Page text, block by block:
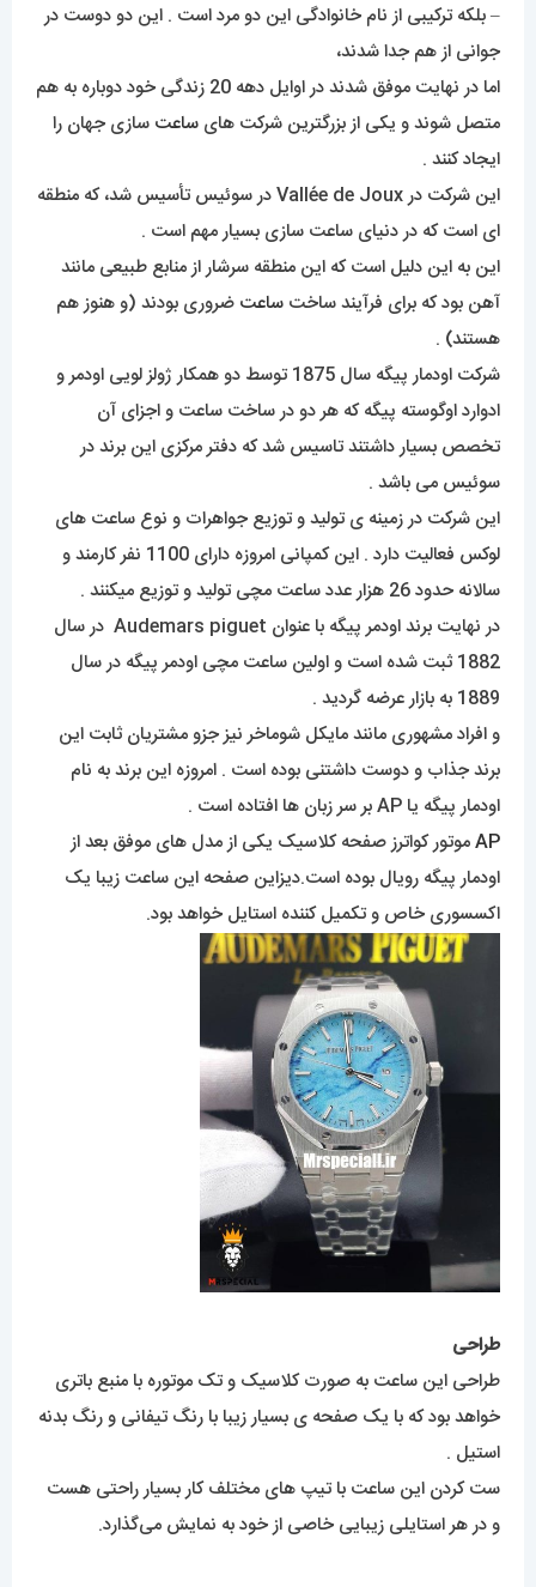
– بلکه ترکیبی از نام خانوادگی این دو مرد است . این دو دوست در
جوانی از هم جدا شدند،
اما در نهایت موفق شدند در اوایل دهه 20 زندگی خود دوباره به هم
متصل شوند و یکی از بزرگترین شرکت های ساعت سازی جهان را
ایجاد کنند .
این شرکت در Vallée de Joux در سوئیس تأسیس شد، که منطقه
ای است که در دنیای ساعت سازی بسیار مهم است .
این به این دلیل است که این منطقه سرشار از منابع طبیعی مانند
آهن بود که برای فرآیند ساخت ساعت ضروری بودند (و هنوز هم
هستند) .
شرکت اودمار پیگه سال 1875 توسط دو همکار ژولز لویی اودمر و
ادوارد اوگوسته پیگه که هر دو در ساخت ساعت و اجزای آن
تخصص بسیار داشتند تاسیس شد که دفتر مرکزی این برند در
سوئیس می باشد .
این شرکت در زمینه ی تولید و توزیع جواهرات و نوع ساعت های
لوکس فعالیت دارد . این کمپانی امروزه دارای 1100 نفر کارمند و
سالانه حدود 26 هزار عدد ساعت مچی تولید و توزیع میکنند .
در نهایت برند اودمر پیگه با عنوان Audemars piguet در سال
1882 ثبت شده است و اولین ساعت مچی اودمر پیگه در سال
1889 به بازار عرضه گردید .
و افراد مشهوری مانند مایکل شوماخر نیز جزو مشتریان ثابت این
برند جذاب و دوست داشتنی بوده است . امروزه این برند به نام
اودمار پیگه یا AP بر سر زبان ها افتاده است .
APموتور کواترز صفحه کلاسیک یکی از مدل های موفق بعد از
اودمار پیگه رویال بوده است.دیزاین صفحه این ساعت زیبا یک
اکسسوری خاص و تکمیل کننده استایل خواهد بود.
طراحی
طراحی این ساعت به صورت کلاسیک و تک موتوره با منبع باتری
خواهد بود که با یک صفحه ی بسیار زیبا با رنگ تیفانی و رنگ بدنه
استیل .
ست کردن این ساعت با تیپ های مختلف کار بسیار راحتی هست
و در هر استایلی زیبایی خاصی از خود به نمایش می‌گذارد.